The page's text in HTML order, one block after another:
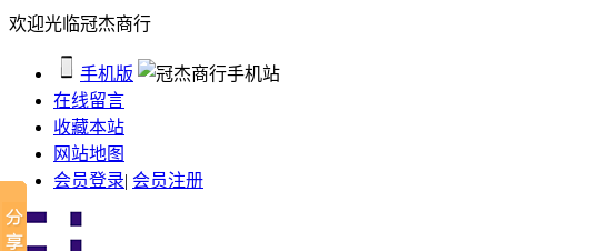
欢迎光临冠杰商行
手机版
在线留言
收藏本站
网站地图
会员登录| 会员注册